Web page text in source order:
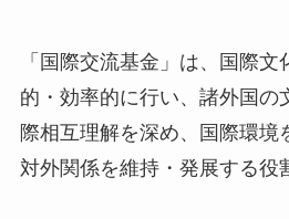
「国際交流基金」は、国際
的・効率的に行い、諸外国の
際相互理解を深め、国際環境
対外関係を維持・発展する役